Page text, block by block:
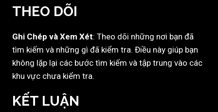
THEO DÕI
Ghi Chép và Xem Xét: Theo dõi những nơi bạn đã
tìm kiếm và những gì đã kiểm tra. Điều này giúp bạn
không lặp lại các bước tìm kiếm và tập trung vào các
khu vực chưa kiểm tra.
KẾT LUẬN